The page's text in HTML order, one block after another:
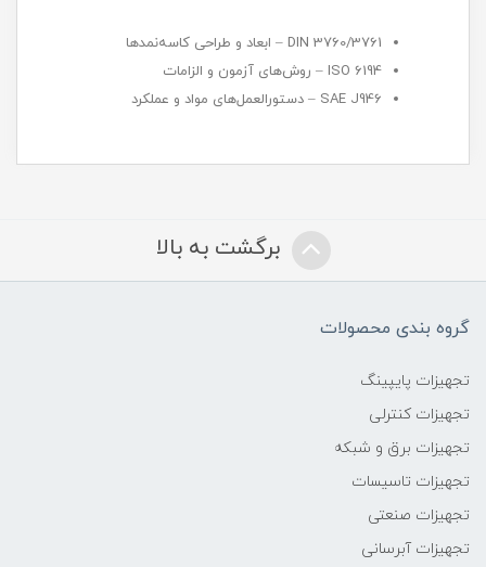
DIN 3760/3761 – ابعاد و طراحی کاسه‌نمدها
ISO 6194 – روش‌های آزمون و الزامات
SAE J946 – دستورالعمل‌های مواد و عملکرد
برگشت به بالا
گروه بندی محصولات
تجهیزات پایپینگ
تجهیزات کنترلی
تجهیزات برق و شبکه
تجهیزات تاسیسات
تجهیزات صنعتی
تجهیزات آبرسانی